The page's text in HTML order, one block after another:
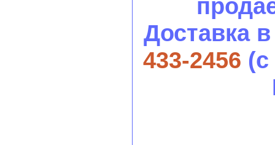
Доставка
433-2456